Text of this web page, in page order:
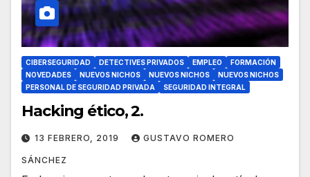
CIBERSEGURIDAD DETECTIVES PRIVADOS EMPLEO
FORMACIÓN
NOVEDADES
NUEVOS NICHOS NUEVOS NICHOS
NUEVOS NICHOS
PERSONAL DE SEGURIDAD PRIVADA
SEGURIDAD INTEGRAL
Hacking ético, 2.
13 FEBRERO, 2019 GUSTAVO ROMERO
SÁNCHEZ